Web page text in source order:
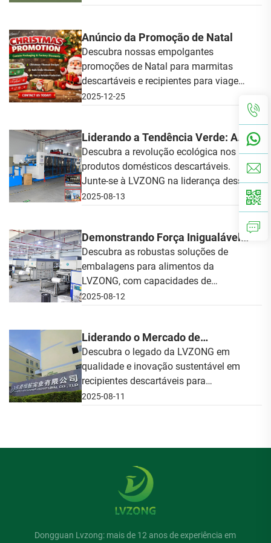
Anúncio da Promoção de Natal
Descubra nossas empolgantes
promoções de Natal para marmitas
descartáveis e recipientes para viagem.
Não perca esta temporada festiva!
2025-12-25
Liderando a Tendência Verde: A
Revolução Ecológica dos Produtos
Domésticos Descartáveis
Descubra a revolução ecológica nos
produtos domésticos descartáveis.
Junte-se à LVZONG na liderança dessa
tendência verde rumo a um futuro
2025-08-13
Demonstrando Força Inigualável
na Embalagem de Alimentos por
Meio de Capacidades de
Produção Robustas e Escaláveis
Descubra as robustas soluções de
embalagens para alimentos da
LVZONG, com capacidades de
produção escaláveis para todas as
2025-08-12
Liderando o Mercado de
Recipientes Descartáveis para
Alimentos desde 2011: Um
Legado de Qualidade e Inovação
Sustentável
Descubra o legado da LVZONG em
qualidade e inovação sustentável em
recipientes descartáveis para
alimentos desde 2011.
2025-08-11
Dongguan Lvzong: mais de 12 anos de experiência em